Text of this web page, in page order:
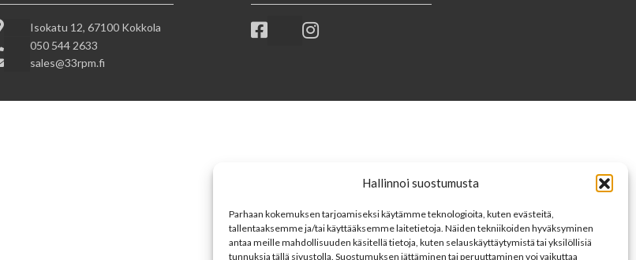
Hallinnoi suostumusta
Parhaan kokemuksen tarjoamiseksi käytämme teknologioita, kuten evästeitä,
tallentaaksemme ja/tai käyttääksemme laitetietoja. Näiden tekniikoiden hyväksyminen
antaa meille mahdollisuuden käsitellä tietoja, kuten selauskäyttäytymistä tai yksilöllisiä
tunnuksia tällä sivustolla. Suostumuksen jättäminen tai peruuttaminen voi vaikuttaa
Isokatu 12, 67100 Kokkola
050 544 2633
sales@33rpm.fi